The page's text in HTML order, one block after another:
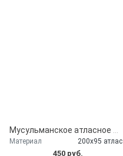
Материал 200х95 атлас
450 руб.